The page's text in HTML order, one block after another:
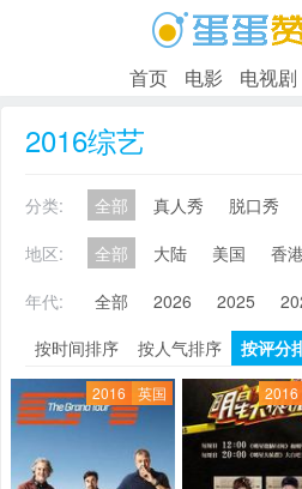
首页 电影 电视剧
2016综艺
分类: 全部 真人秀 脱口秀
地区:
全部 大陆 美国 香港
年代:
全部 2026 2025
按时间排序
按人气排序 按评分
2016 英国 2016